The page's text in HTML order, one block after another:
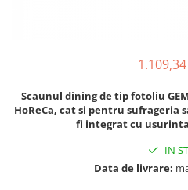
Scaunul dining de tip fotoliu
HoReCa, cat si pentru sufrageria
fi integrat cu
IN
Data de livrare: